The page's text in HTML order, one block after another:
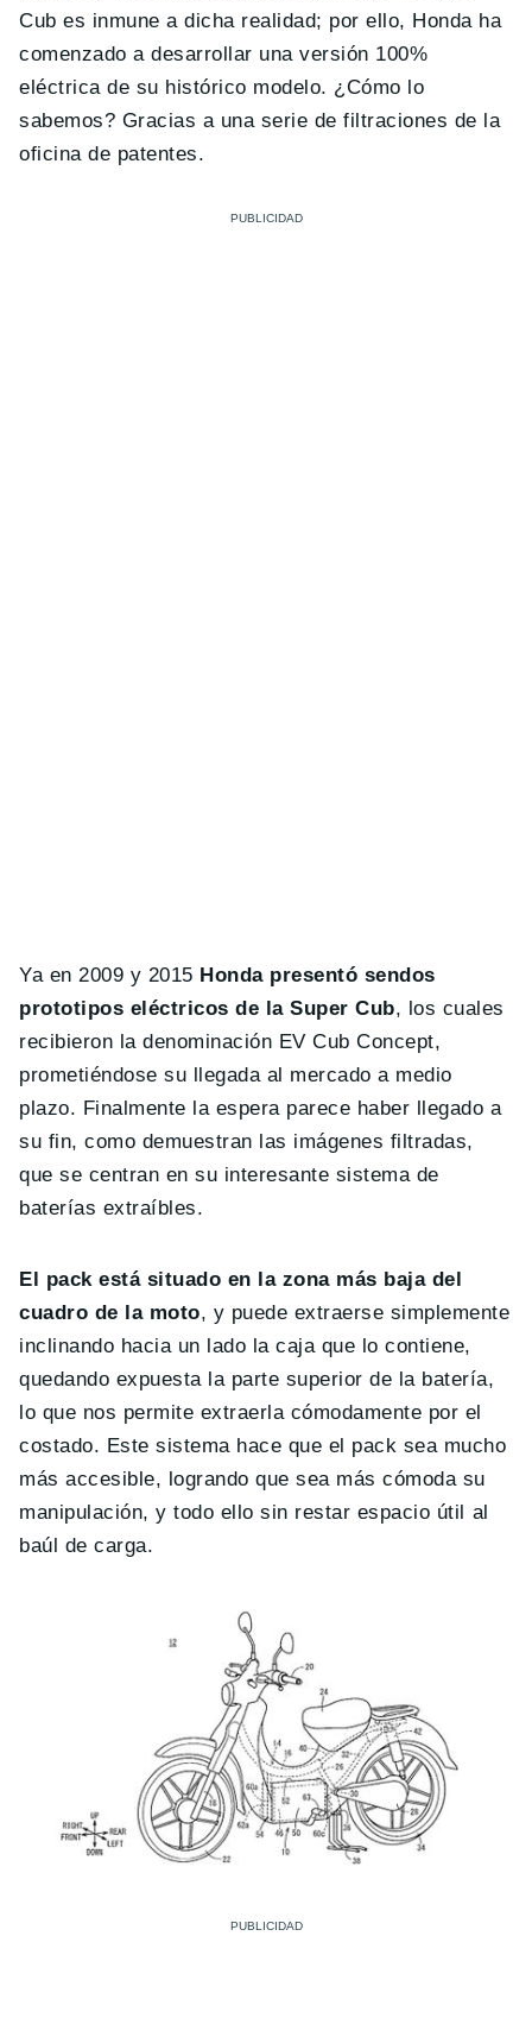
Cub es inmune a dicha realidad; por ello, Honda ha
comenzado a desarrollar una versión 100%
eléctrica de su histórico modelo. ¿Cómo lo
sabemos? Gracias a una serie de filtraciones de la
oficina de patentes.
Ya en 2009 y 2015 Honda presentó sendos
prototipos eléctricos de la Super Cub, los cuales
recibieron la denominación EV Cub Concept,
prometiéndose su llegada al mercado a medio
plazo. Finalmente la espera parece haber llegado a
su fin, como demuestran las imágenes filtradas,
que se centran en su interesante sistema de
baterías extraíbles.
El pack está situado en la zona más baja del
cuadro de la moto, y puede extraerse simplemente
inclinando hacia un lado la caja que lo contiene,
quedando expuesta la parte superior de la batería,
lo que nos permite extraerla cómodamente por el
costado. Este sistema hace que el pack sea mucho
más accesible, logrando que sea más cómoda su
manipulación, y todo ello sin restar espacio útil al
baúl de carga.